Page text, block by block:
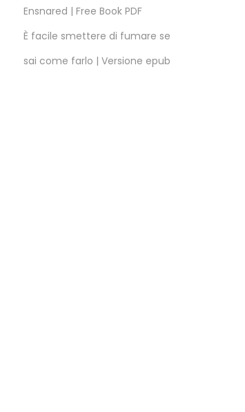
Ensnared | Free Book PDF
È facile smettere di fumare se
sai come farlo | Versione epub